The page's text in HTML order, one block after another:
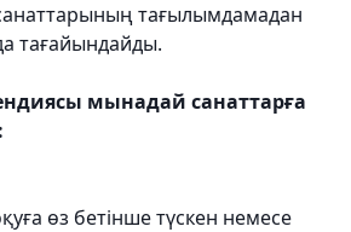
тағылымдамадан
тағайындайды.
мынадай санаттарға
өз бетінше түскен немесе